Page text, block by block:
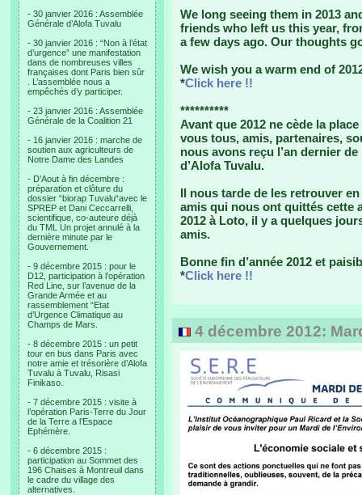
- 30 janvier 2016 : Assemblée
Générale d’Alofa Tuvalu
- 30 janvier 2016 : “Non à l’état
d’urgence” une manifestation
dans de nombreuses villes
françaises dont Paris bien sûr
. L’assemblée nous a
empêchés d’y participer.
- 23 janvier 2016 : Assemblée
Générale de la Coalition 21
- 16 janvier 2016 : marche de
soutien aux agriculteurs de
Notre Dame des Landes
- D’Aout à fin décembre :
préparation et clôture du
dossier “biorap Tuvalu“avec le
SPREP et Dani Ceccarrelli,
scientifique, co-auteure déjà
du TML Un projet annulé à la
dernière minute par le
Gouvernement.
- 9 décembre 2015 : pour le
D12, participation à l’opération
Red Line, sur l’avenue de la
Grande Armée et au
rassemblement “Etat
d’Urgence Climatique au
Champs de Mars.
- 8 décembre 2015 : un petit
tour en bus dans Paris avec
notre amie et trésorière d’Alofa
Tuvalu à Tuvalu, Risasi
Finikaso.
- 7 décembre 2015 : visite à
l’opération Paris-Terre du Jour
de la Terre a l’Espace
Ephémère.
- 6 décembre 2015 :
participation au Sommet des
196 Chaises à Montreuil dans
le cadre du village des
alternatives.
We long seeing them in 2013
friends who left us this year,
a few days ago. Our thoughts
We wish you a warm end of
*Click here !!
**********
Avant que 2012 ne cède la
vous tous, amis, partenaires,
nous avons reçu l’an dernier
d’Alofa Tuvalu.
Il nous tarde de les retrouver
amis qui nous ont quittés cette
2012 à Loto, il y a quelques
amis.
Bonne fin d’année 2012 et
*Click here !!
4 décembre 2012: